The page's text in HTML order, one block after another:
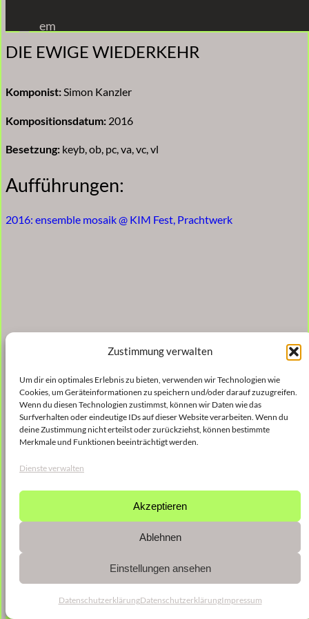
Zustimmung verwalten
Um dir ein optimales Erlebnis zu bieten, verwenden wir Technologien wie
Cookies, um Geräteinformationen zu speichern und/oder darauf zuzugreifen.
Wenn du diesen Technologien zustimmst, können wir Daten wie das
Surfverhalten oder eindeutige IDs auf dieser Website verarbeiten. Wenn du
deine Zustimmung nicht erteilst oder zurückziehst, können bestimmte
Merkmale und Funktionen beeinträchtigt werden.
Dienste verwalten
Akzeptieren
Ablehnen
Einstellungen ansehen
DatenschutzerklärungDatenschutzerklärungImpressum
Inhalt
springen
em
DIE EWIGE WIEDERKEHR
Komponist:Simon Kanzler
Kompositionsdatum: 2016
Besetzung: keyb, ob, pc, va, vc, vl
Aufführungen:
2016: ensemble mosaik @ KIM Fest, Prachtwerk